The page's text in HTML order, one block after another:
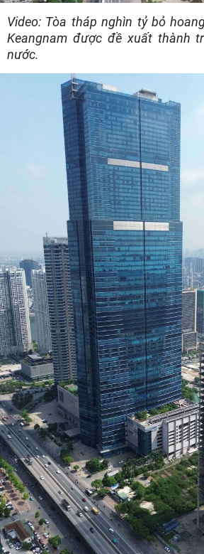
Video: Tòa tháp nghìn tỷ bỏ
Keangnam được đề xuất thành
nước.